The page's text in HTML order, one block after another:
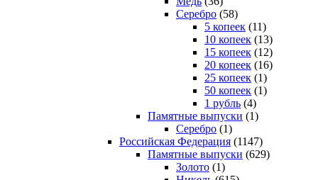
Серебро (58)
5 копеек (11)
10 копеек (13)
15 копеек (12)
20 копеек (16)
25 копеек (1)
50 копеек (1)
1 рубль (4)
Памятные выпуски (1)
Серебро (1)
Российская Федерация (1147)
Памятные выпуски (629)
Золото (1)